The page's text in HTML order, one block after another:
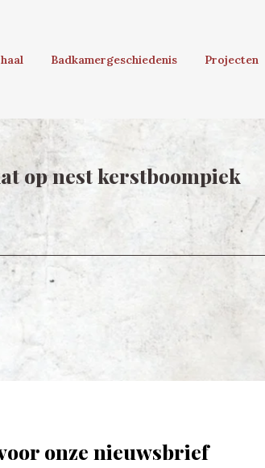
Badkamergeschiedenis Projecten
op nest kerstboompiek
onze nieuwsbrief